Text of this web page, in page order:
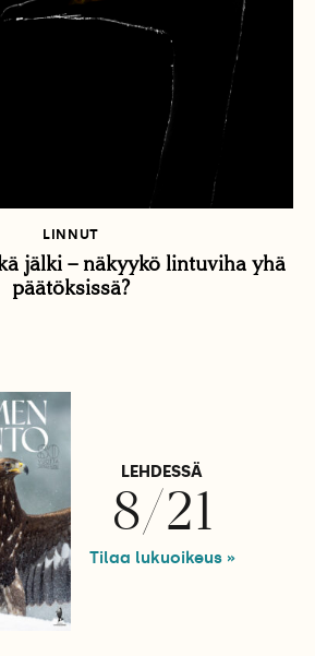
LINNUT
jälki – näkyykö lintuviha yhä
päätöksissä?
LEHDESSÄ
8/21
Tilaa lukuoikeus »